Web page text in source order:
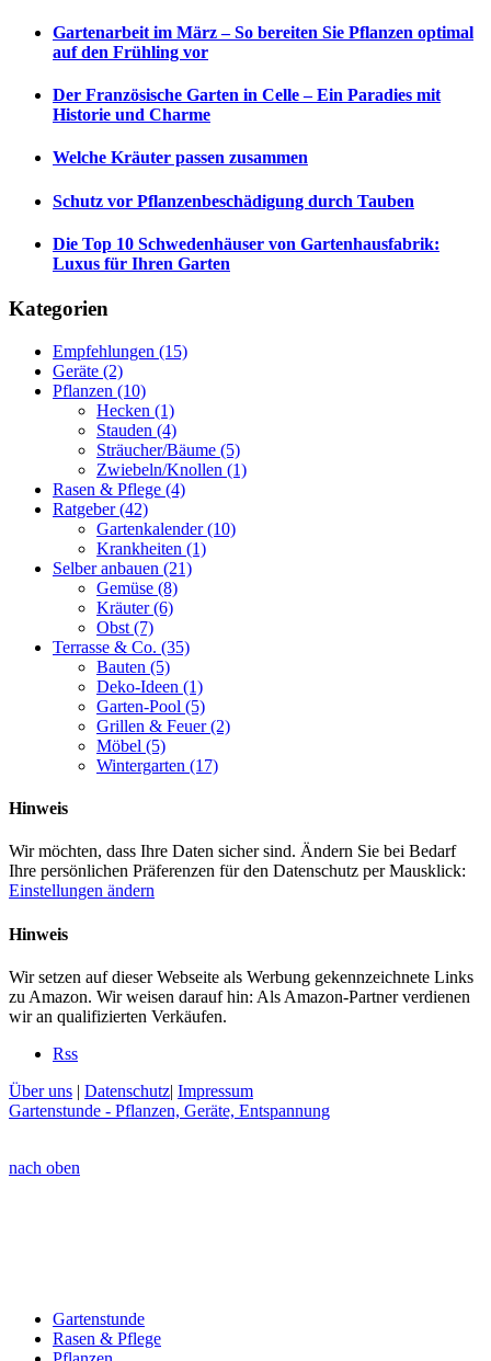
Gartenarbeit im März – So bereiten Sie Pflanzen optimal
auf den Frühling vor
Der Französische Garten in Celle – Ein Paradies mit
Historie und Charme
Welche Kräuter passen zusammen
Schutz vor Pflanzenbeschädigung durch Tauben
Die Top 10 Schwedenhäuser von Gartenhausfabrik:
Luxus für Ihren Garten
Kategorien
Empfehlungen (15)
Geräte (2)
Pflanzen (10)
Hecken (1)
Stauden (4)
Sträucher/Bäume (5)
Zwiebeln/Knollen (1)
Rasen & Pflege (4)
Ratgeber(42)
Gartenkalender(10)
Krankheiten (1)
Selber anbauen (21)
Gemüse (8)
Kräuter(6)
Obst (7)
Terrasse & Co. (35)
Bauten (5)
Deko-Ideen (1)
Garten-Pool (5)
Grillen & Feuer(2)
Möbel (5)
Wintergarten (17)
Hinweis
Wir möchten, dass Ihre Daten sicher sind. Ändern Sie bei Bedarf
Ihre persönlichen Präferenzen für den Datenschutz per Mausklick:
Einstellungen ändern
Hinweis
Wir setzen auf dieser Webseite als Werbung gekennzeichnete Links
zu Amazon. Wir weisen darauf hin: Als Amazon-Partner verdienen
wir an qualifizierten Verkäufen.
Rss
Über uns | Datenschutz| Impressum
Gartenstunde - Pflanzen, Geräte, Entspannung
nach oben
Gartenstunde
Rasen & Pflege